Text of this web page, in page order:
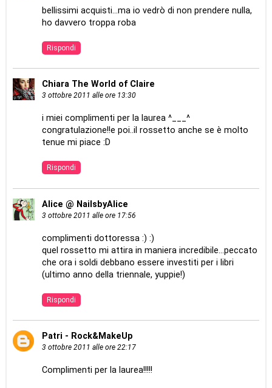
bellissimi acquisti...ma io vedrò di non prendere nulla,
ho davvero troppa roba
Rispondi
Chiara The World of Claire
3 ottobre 2011 alle ore 13:30
i miei complimenti per la laurea ^___^
congratulazione!!e poi..il rossetto anche se è molto
tenue mi piace :D
Rispondi
Alice @ NailsbyAlice
3 ottobre 2011 alle ore 17:56
complimenti dottoressa :) :)
quel rossetto mi attira in maniera incredibile...peccato
che ora i soldi debbano essere investiti per i libri
(ultimo anno della triennale, yuppie!)
Rispondi
Patri - Rock&MakeUp
3 ottobre 2011 alle ore 22:17
Complimenti per la laurea!!!!!